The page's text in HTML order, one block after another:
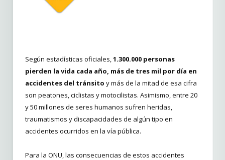
Según estadísticas oficiales, 1.300.000 personas
pierden la vida cada año, más de tres mil por día en
accidentes del tránsito y más de la mitad de esa cifra
son peatones, ciclistas y motocilistas. Asimismo, entre 20
y 50 millones de seres humanos sufren heridas,
traumatismos y discapacidades de algún tipo en
accidentes ocurridos en la vía pública.
Para la ONU, las consecuencias de estos accidentes